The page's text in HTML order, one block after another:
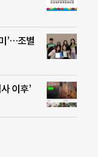
’…조별
이후’